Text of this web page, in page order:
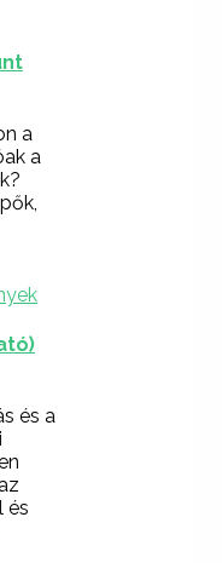
a
a
és a
és